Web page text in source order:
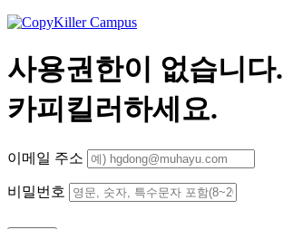
사용권한이 없습니다.
카피킬러하세요.
이메일 주소
비밀번호